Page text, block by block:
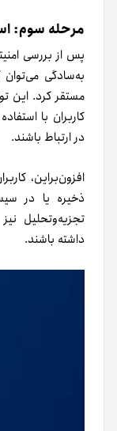
مرحله سوم:
پس از بررسی
به‌سادگی
مستقر کرد. این
کاربران با
در ارتباط باشند.
افزون‌براین،
ذخیره یا در
تجزیه‌و‌تحلیل
داشته باشند.